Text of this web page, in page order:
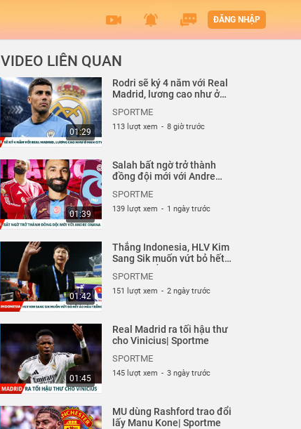
ĐĂNG NHẬP
VIDEO LIÊN QUAN
01:29
Rodri sẽ ký 4 năm với Real
Madrid, lương cao như ở
SPORTME
113 lượt xem - 8 giờ trước
01:39
Salah bất ngờ trở thành
đồng đội mới với Andre
SPORTME
139 lượt xem - 1 ngày trước
01:42
Thắng Indonesia, HLV Kim
Sang Sik muốn vứt bỏ hết
SPORTME
151 lượt xem - 2 ngày trước
01:45
Real Madrid ra tối hậu thư
cho Vinicius| Sportme
SPORTME
145 lượt xem - 3 ngày trước
MU dùng Rashford trao đổi
lấy Manu Kone| Sportme